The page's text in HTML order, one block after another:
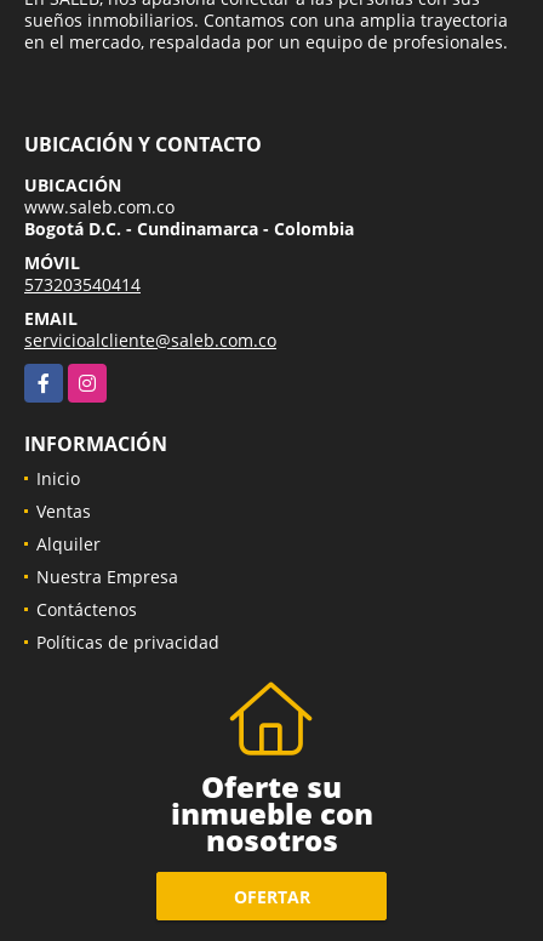
sueños inmobiliarios. Contamos con una amplia trayectoria
en el mercado, respaldada por un equipo de profesionales.
UBICACIÓN Y CONTACTO
UBICACIÓN
www.saleb.com.co
Bogotá D.C. - Cundinamarca - Colombia
MÓVIL
573203540414
EMAIL
servicioalcliente@saleb.com.co
FacebookInstagram
INFORMACIÓN
Inicio
Ventas
Alquiler
Nuestra Empresa
Contáctenos
Políticas de privacidad
Oferte su
inmueble con
nosotros
OFERTAR